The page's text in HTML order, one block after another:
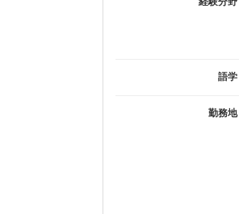
語学
勤務地